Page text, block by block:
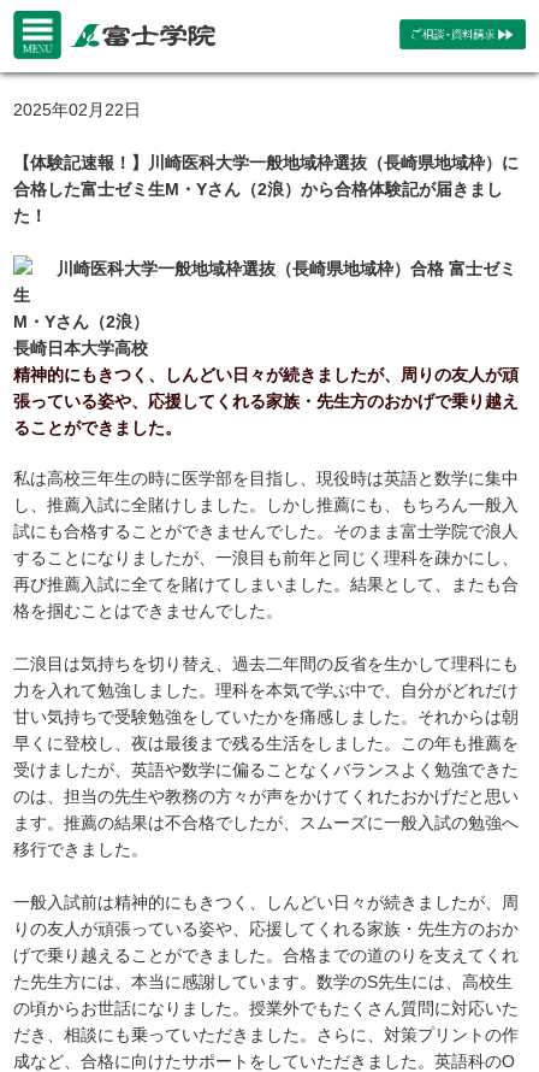
2025年02月22日
【体験記速報！】川崎医科大学一般地域枠選抜（長崎県地域枠）に
合格した富士ゼミ生M・Yさん（2浪）から合格体験記が届きまし
た！
川崎医科大学一般地域枠選抜（長崎県地域枠）合格 富士ゼミ
生
M・Yさん（2浪）
長崎日本大学高校
精神的にもきつく、しんどい日々が続きましたが、周りの友人が頑
張っている姿や、応援してくれる家族・先生方のおかげで乗り越え
ることができました。
私は高校三年生の時に医学部を目指し、現役時は英語と数学に集中
し、推薦入試に全賭けしました。しかし推薦にも、もちろん一般入
試にも合格することができませんでした。そのまま富士学院で浪人
することになりましたが、一浪目も前年と同じく理科を疎かにし、
再び推薦入試に全てを賭けてしまいました。結果として、またも合
格を掴むことはできませんでした。
二浪目は気持ちを切り替え、過去二年間の反省を生かして理科にも
力を入れて勉強しました。理科を本気で学ぶ中で、自分がどれだけ
甘い気持ちで受験勉強をしていたかを痛感しました。それからは朝
早くに登校し、夜は最後まで残る生活をしました。この年も推薦を
受けましたが、英語や数学に偏ることなくバランスよく勉強できた
のは、担当の先生や教務の方々が声をかけてくれたおかげだと思い
ます。推薦の結果は不合格でしたが、スムーズに一般入試の勉強へ
移行できました。
一般入試前は精神的にもきつく、しんどい日々が続きましたが、周
りの友人が頑張っている姿や、応援してくれる家族・先生方のおか
げで乗り越えることができました。合格までの道のりを支えてくれ
た先生方には、本当に感謝しています。数学のS先生には、高校生
の頃からお世話になりました。授業外でもたくさん質問に対応いた
だき、相談にも乗っていただきました。さらに、対策プリントの作
成など、合格に向けたサポートをしていただきました。英語科のO